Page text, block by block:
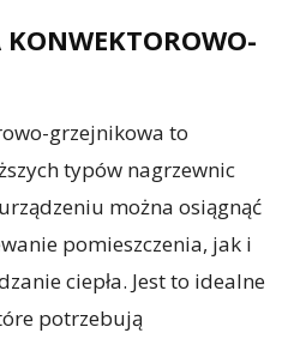
grzejnikowa to
typów nagrzewnic
można osiągnąć
pomieszczenia, jak i
ciepła. Jest to idealne
potrzebują